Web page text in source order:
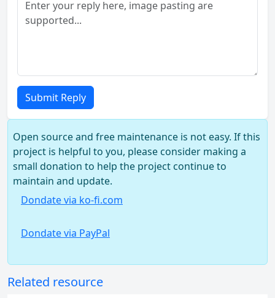
Submit Reply
Open source and free maintenance is not easy. If this
project is helpful to you, please consider making a
small donation to help the project continue to
maintain and update.
Dondate via ko-fi.com
Dondate via PayPal
Related resource